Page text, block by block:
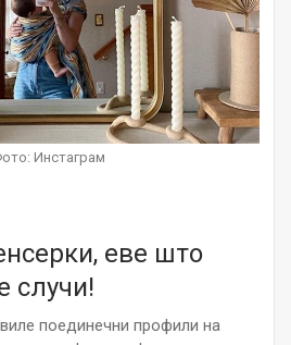
Инстаграм
еве што
случи!
поединечни профили на